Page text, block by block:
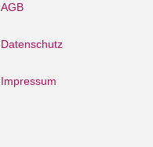
AGB
Datenschutz
Impressum